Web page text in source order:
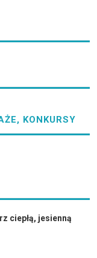
KONKURSY
ciepłą, jesienną